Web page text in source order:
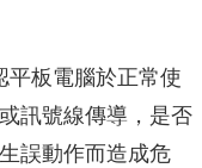
平板電腦於正常使
訊號線傳導，是否
誤動作而造成危